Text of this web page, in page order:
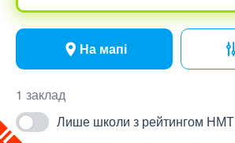
На мапі
1 заклад
Лише школи з рейтингом НМТ